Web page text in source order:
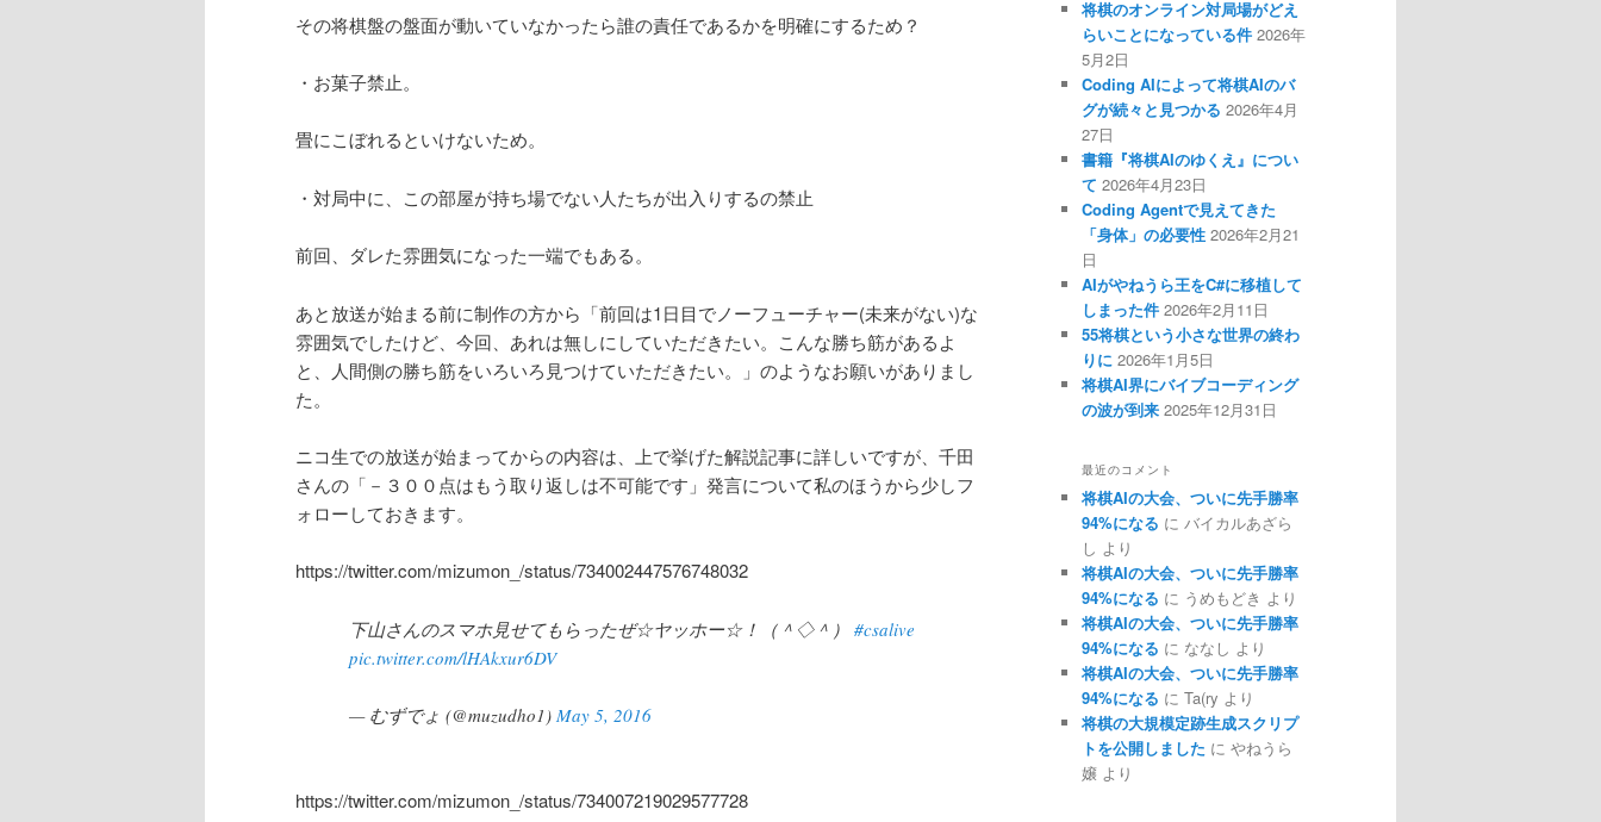
その将棋盤の盤面が動いていなかったら誰の責任であるかを明確にするため？
・お菓子禁止。
畳にこぼれるといけないため。
・対局中に、この部屋が持ち場でない人たちが出入りするの禁止
前回、ダレた雰囲気になった一端でもある。
あと放送が始まる前に制作の方から「前回は1日目でノーフューチャー(未来がない)な
雰囲気でしたけど、今回、あれは無しにしていただきたい。こんな勝ち筋があるよ
と、人間側の勝ち筋をいろいろ見つけていただきたい。」のようなお願いがありまし
た。
ニコ生での放送が始まってからの内容は、上で挙げた解説記事に詳しいですが、千田
さんの「－３００点はもう取り返しは不可能です」発言について私のほうから少しフ
ォローしておきます。
https://twitter.com/mizumon_/status/734002447576748032
下山さんのスマホ見せてもらったぜ☆ヤッホー☆！（＾◇＾） #csalive
pic.twitter.com/lHAkxur6DV
— むずでょ (@muzudho1) May 5, 2016
https://twitter.com/mizumon_/status/734007219029577728
将棋のオンライン対局場がどえ
らいことになっている件 2026年
5月2日
Coding AIによって将棋AIのバ
グが続々と見つかる 2026年4月
27日
書籍『将棋AIのゆくえ』につい
て 2026年4月23日
Coding Agentで見えてきた
「身体」の必要性 2026年2月21
日
AIがやねうら王をC#に移植して
しまった件 2026年2月11日
55将棋という小さな世界の終わ
りに 2026年1月5日
将棋AI界にバイブコーディング
の波が到来 2025年12月31日
最近のコメント
将棋AIの大会、ついに先手勝率
94%になる に バイカルあざら
し より
将棋AIの大会、ついに先手勝率
94%になる に うめもどき より
将棋AIの大会、ついに先手勝率
94%になる に ななし より
将棋AIの大会、ついに先手勝率
94%になる に Ta(ry より
将棋の大規模定跡生成スクリプ
トを公開しました に やねうら
嬢 より